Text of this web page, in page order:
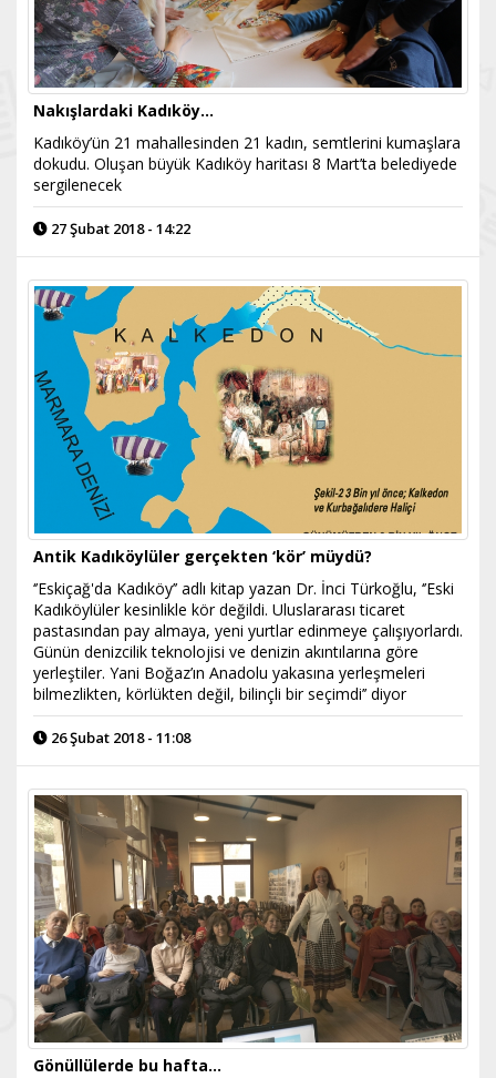
Nakışlardaki Kadıköy...
Kadıköy’ün 21 mahallesinden 21 kadın, semtlerini kumaşlara
dokudu. Oluşan büyük Kadıköy haritası 8 Mart’ta belediyede
sergilenecek
27 Şubat 2018 - 14:22
Antik Kadıköylüler gerçekten ‘kör’ müydü?
‘’Eskiçağ'da Kadıköy’’ adlı kitap yazan Dr. İnci Türkoğlu, ‘’Eski
Kadıköylüler kesinlikle kör değildi. Uluslararası ticaret
pastasından pay almaya, yeni yurtlar edinmeye çalışıyorlardı.
Günün denizcilik teknolojisi ve denizin akıntılarına göre
yerleştiler. Yani Boğaz’ın Anadolu yakasına yerleşmeleri
bilmezlikten, körlükten değil, bilinçli bir seçimdi’’ diyor
26 Şubat 2018 - 11:08
Gönüllülerde bu hafta...